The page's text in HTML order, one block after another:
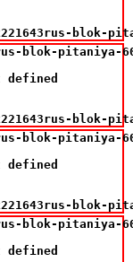
blok-
pitaniya-
defined
blok-
pitaniya-
defined
blok-
pitaniya-
defined